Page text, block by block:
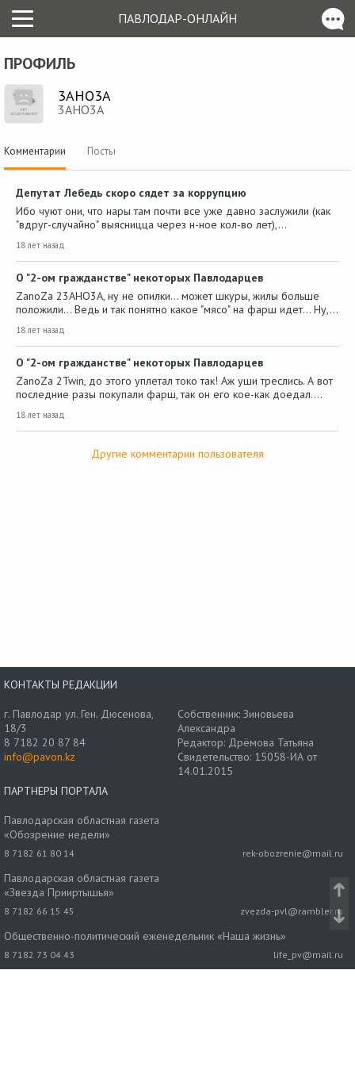
ПАВЛОДАР-ОНЛАЙН
ПРОФИЛЬ
3AHO3A
3AHO3A
Комментарии Посты
Депутат Лебедь скоро сядет за коррупцию
Ибо чуют они, что нары там почти все уже давно заслужили (как
"вдруг-случайно" выясницца через н-ное кол-во лет),…
18 лет назад
О "2-ом гражданстве" некоторых Павлодарцев
ZanoZa 23AHO3A, ну не опилки... может шкуры, жилы больше
положили... Ведь и так понятно какое "мясо" на фарш идет... Ну,…
18 лет назад
О "2-ом гражданстве" некоторых Павлодарцев
ZanoZa 2Twin, до этого уплетал токо так! Аж уши треслись. А вот
последние разы покупали фарш, так он его кое-как доедал.…
18 лет назад
Другие комментарии пользователя
КОНТАКТЫ РЕДАКЦИИ
г. Павлодар ул. Ген. Дюсенова,
18/3
8 7182 20 87 84
info@pavon.kz
Собственник: Зиновьева
Александра
Редактор: Дрёмова Татьяна
Свидетельство: 15058-ИА от
14.01.2015
ПАРТНЕРЫ ПОРТАЛА
Павлодарская областная газета
«Обозрение недели»
8 7182 61 80 14 rek-obozrenie@mail.ru
Павлодарская областная газета
«Звезда Прииртышья»
8 7182 66 15 45 zvezda-pvl@rambler.ru
Общественно-политический еженедельник «Наша жизнь»
8 7182 73 04 43 life_pv@mail.ru